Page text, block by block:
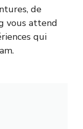
de
vous attend
qui